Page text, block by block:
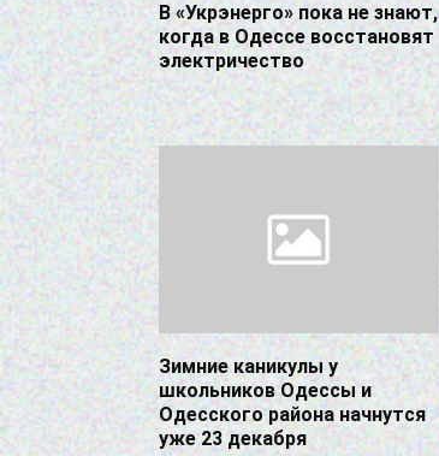
В «Укрэнерго» пока не знают,
когда в Одессе восстановят
электричество
Зимние каникулы у
школьников Одессы и
Одесского района начнутся
уже 23 декабря